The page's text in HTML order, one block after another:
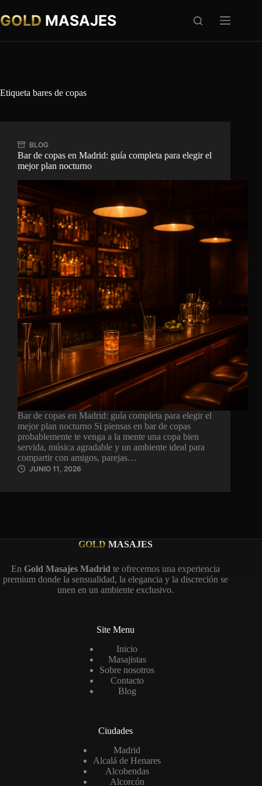
al
contenido
GOLD MASAJES
Etiqueta bares de copas
BLOG
Bar de copas en Madrid: guía completa para elegir el
mejor plan nocturno
Bar de copas en Madrid: guía completa para elegir el
mejor plan nocturno Si piensas en bar de copas
probablemente te venga a la mente una copa bien
servida, música agradable y un ambiente ideal para
compartir con amigos, parejas…
JUNIO 11, 2026
GOLD MASAJES
En Gold Masajes Madrid te ofrecemos una experiencia
premium donde la sensualidad, la elegancia y la discreción se
unen en un ambiente exclusivo.
Site Menu
Inicio
Masajistas
Sobre nosotros
Contacto
Blog
Ciudades
Madrid
Alcalá de Henares
Alcobendas
Alcorcón